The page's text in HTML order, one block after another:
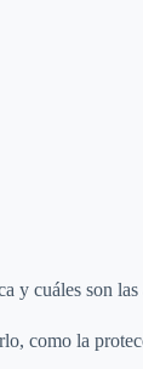
y cuáles son las
como la